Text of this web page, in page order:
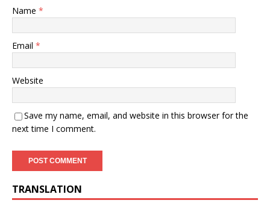
Name *
Email *
Website
Save my name, email, and website in this browser for the
next time I comment.
TRANSLATION